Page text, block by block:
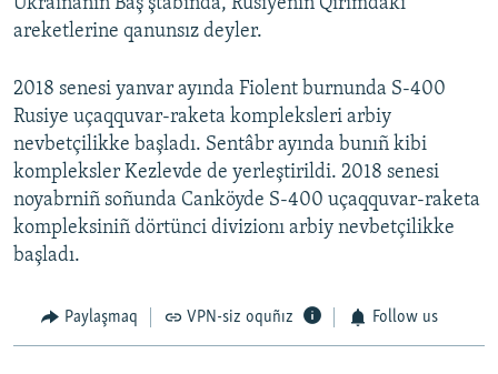
Ukrainanıñ Baş ştabında, Rusiyeniñ Qırımdaki
areketlerine qanunsız deyler.
2018 senesi yanvar ayında Fiolent burnunda S-400
Rusiye uçaqquvar-raketa kompleksleri arbiy
nevbetçilikke başladı. Sentâbr ayında bunıñ kibi
kompleksler Kezlevde de yerleştirildi. 2018 senesi
noyabrniñ soñunda Canköyde S-400 uçaqquvar-raketa
kompleksiniñ dörtünci divizionı arbiy nevbetçilikke
başladı.
Paylaşmaq VPN-siz oquñız Follow us